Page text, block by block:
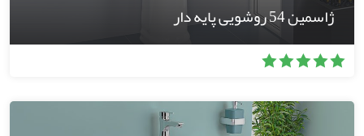
ژاسمین 54 روشویی پایه دار